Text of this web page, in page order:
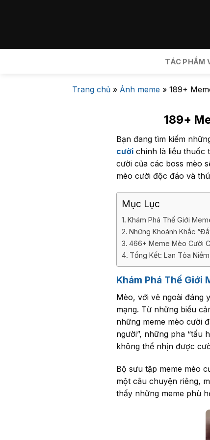
TÁC PHẨM
Trang chủ » Ảnh meme » 189+
189+
Bạn đang tìm kiếm
cười chính là liều thuốc
cười của các boss mèo
mèo cười độc đáo và
Mục Lục
Khám Phá Thế Giới
Những Khoảnh Khắc
466+ Meme Mèo Cười
Tổng Kết: Lan Tỏa
Khám Phá Thế Giới
Mèo, với vẻ ngoài đáng
mạng. Từ những biểu
những meme mèo cười
người”, những pha “tấu
không thể nhịn được
Bộ sưu tập meme mèo
một câu chuyện riêng,
thấy những meme phù